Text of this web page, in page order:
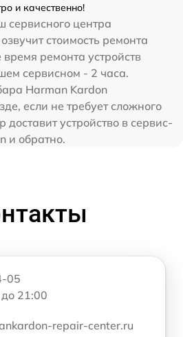
и качественно!
сервисного центра
стоимость ремонта
ремонта устройств
сервисном - 2 часа.
Harman Kardon
если не требует сложного
устройство в сервис-
и обратно.
05
21:00
repair-center.ru